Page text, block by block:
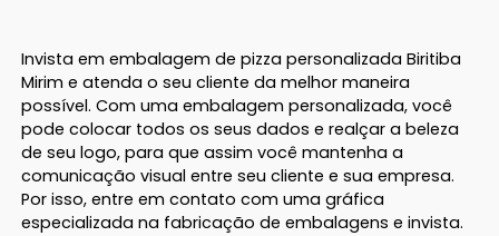
Invista em embalagem de pizza personalizada Biritiba
Mirim e atenda o seu cliente da melhor maneira
possível. Com uma embalagem personalizada, você
pode colocar todos os seus dados e realçar a beleza
de seu logo, para que assim você mantenha a
comunicação visual entre seu cliente e sua empresa.
Por isso, entre em contato com uma gráfica
especializada na fabricação de embalagens e invista.